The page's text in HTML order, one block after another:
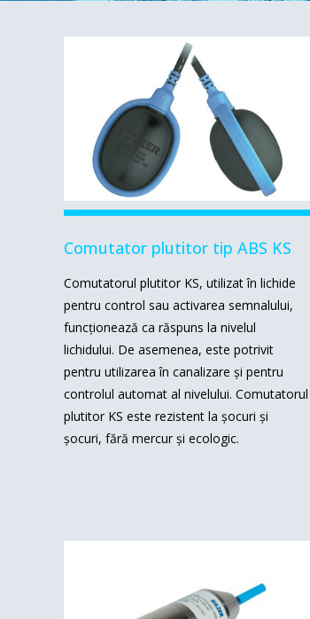
Comutator plutitor tip ABS KS
Comutatorul plutitor KS, utilizat în lichide
pentru control sau activarea semnalului,
funcționează ca răspuns la nivelul
lichidului. De asemenea, este potrivit
pentru utilizarea în canalizare și pentru
controlul automat al nivelului. Comutatorul
plutitor KS este rezistent la șocuri și
șocuri, fără mercur și ecologic.